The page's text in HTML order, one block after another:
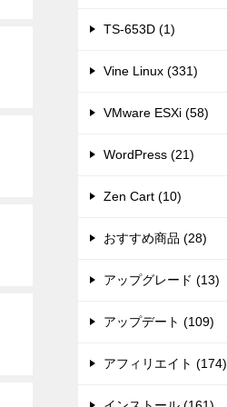
TS-653D (1)
Vine Linux (331)
VMware ESXi (58)
WordPress (21)
Zen Cart (10)
おすすめ商品 (28)
アップグレード (13)
アップデート (109)
アフィリエイト (174)